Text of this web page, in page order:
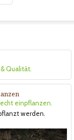
Qualität.
einpflanzen.
werden.